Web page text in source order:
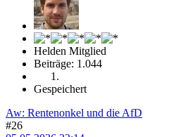
Helden Mitglied
Beiträge: 1.044
Gespeichert
Aw: Rentenonkel und die AfD
#26